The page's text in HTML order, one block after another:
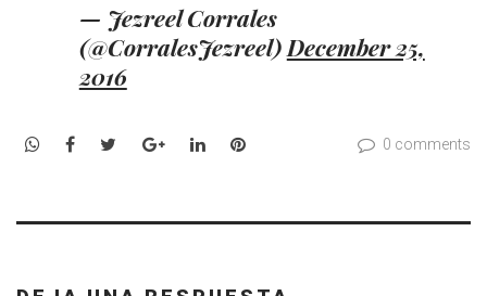
— Jezreel Corrales
(@CorralesJezreel) December 25,
2016
WhatsApp
Facebook
TwitterGoogle+LinkedInPinterest 0 comments